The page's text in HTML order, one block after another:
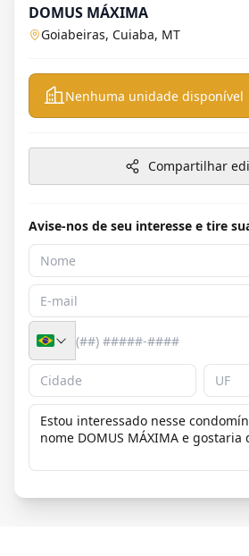
DOMUS MÁXIMA
Goiabeiras, Cuiaba, MT
Nenhuma unidade disponível
Compartilhar
Avise-nos de seu interesse e tire